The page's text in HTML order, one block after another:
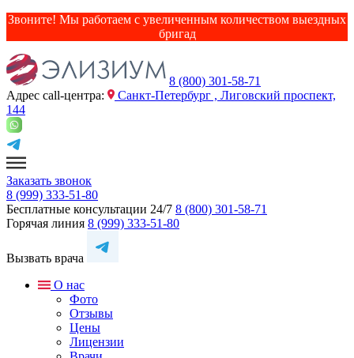
Звоните! Мы работаем с увеличенным количеством выездных
бригад
8 (800) 301-58-71
Адрес сall-центра:
Санкт-Петербург , Лиговский проспект,
144
Заказать звонок
8 (999) 333-51-80
Бесплатные консультации 24/7 8 (800) 301-58-71
Горячая линия 8 (999) 333-51-80
Вызвать врача
О нас
Фото
Отзывы
Цены
Лицензии